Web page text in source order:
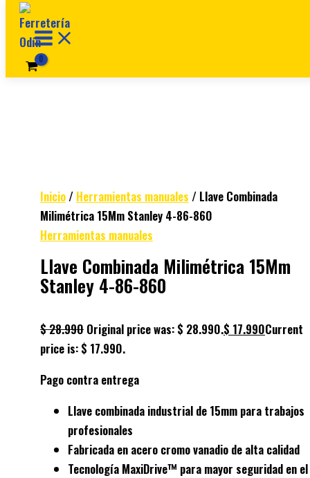
Ir al contenido
Inicio/ Herramientas manuales / Llave Combinada
Milimétrica 15Mm Stanley 4-86-860
Herramientas manuales
Llave Combinada Milimétrica 15Mm
Stanley 4-86-860
$28.990 Original price was: $ 28.990.$ 17.990Current
price is: $ 17.990.
Pago contra entrega
Llave combinada industrial de 15mm para trabajos
profesionales
Fabricada en acero cromo vanadio de alta calidad
Tecnología MaxiDrive™ para mayor seguridad en el